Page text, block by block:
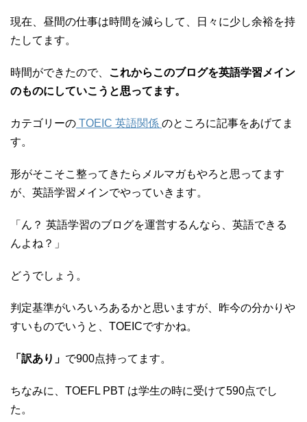
現在、昼間の仕事は時間を減らして、日々に少し余裕を持
たしてます。
時間ができたので、 これからこのブログを英語学習メイン
のものにしていこうと思ってます。
カテゴリーの TOEIC 英語関係 のところに記事をあげてま
す。
形がそこそこ整ってきたらメルマガもやろと思ってます
が、英語学習メインでやっていきます。
「ん？ 英語学習のブログを運営するんなら、英語できる
んよね？」
どうでしょう。
判定基準がいろいろあるかと思いますが、昨今の分かりや
すいものでいうと、TOEICですかね。
「訳あり」 で900点持ってます。
ちなみに、TOEFL PBT は学生の時に受けて590点でし
た。